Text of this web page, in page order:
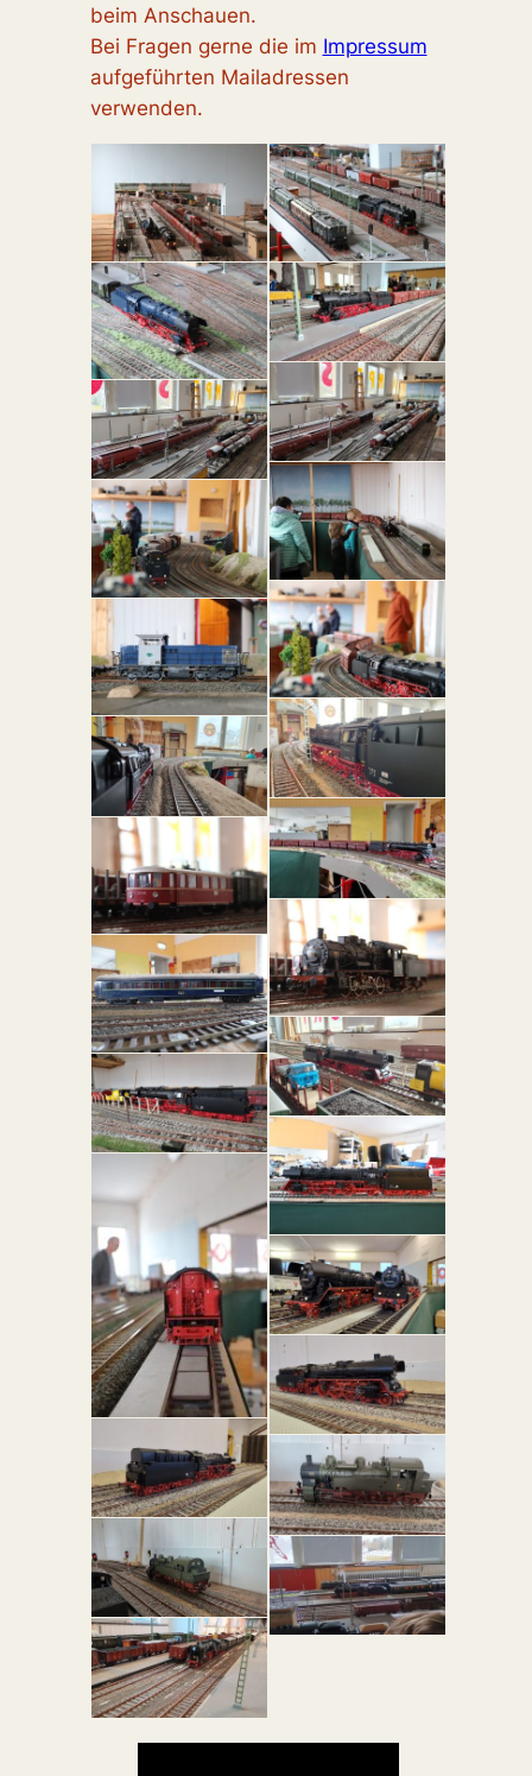
beim Anschauen.
Bei Fragen gerne die im Impressum
aufgeführten Mailadressen
verwenden.